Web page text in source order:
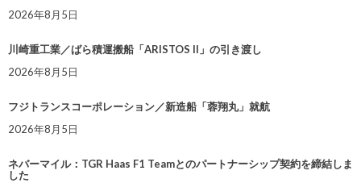
2026年8月5日
川崎重工業／ばら積運搬船「ARISTOS II」の引き渡し
2026年8月5日
フジトランスコーポレーション／新造船「蓉翔丸」就航
2026年8月5日
ネバーマイル：TGR Haas F1 Teamとのパートナーシップ契約を締結しま
した